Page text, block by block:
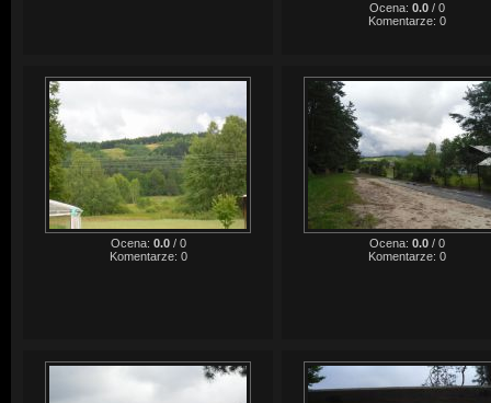
Ocena: 0.0/ 0
Komentarze: 0
Ocena: 0.0/ 0
Komentarze: 0
Ocena: 0.0/ 0
Komentarze: 0